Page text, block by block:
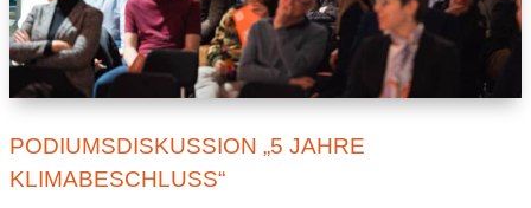
PODIUMSDISKUSSION „5 JAHRE
KLIMABESCHLUSS“